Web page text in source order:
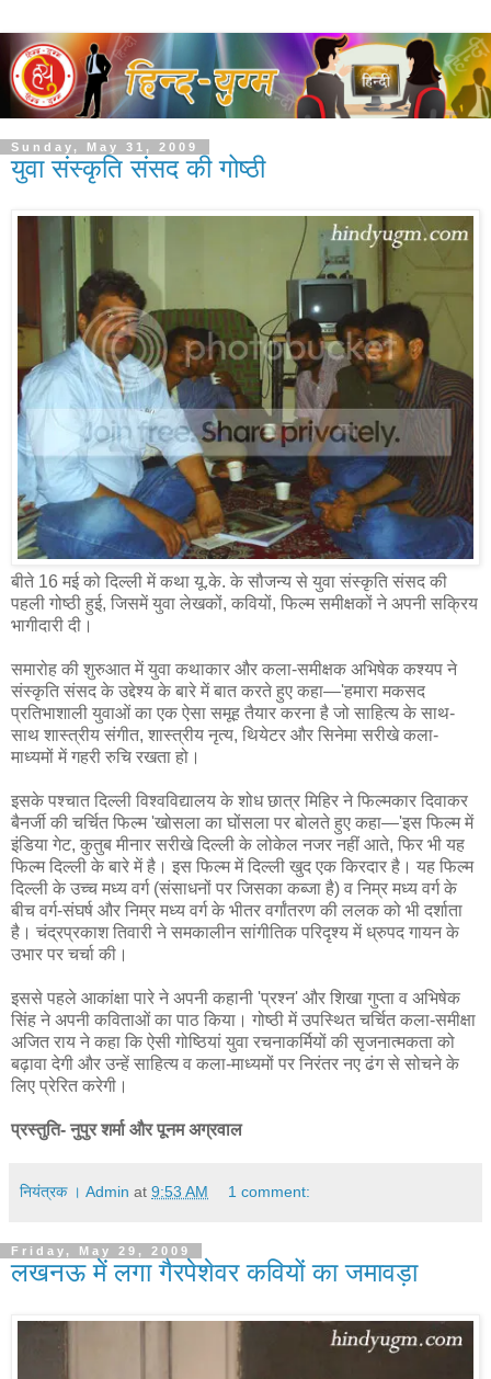
Sunday, May 31, 2009
युवा संस्कृति संसद की गोष्ठी
बीते 16 मई को दिल्ली में कथा यू.के. के सौजन्य से युवा संस्कृति संसद की
पहली गोष्ठी हुई, जिसमें युवा लेखकों, कवियों, फिल्म समीक्षकों ने अपनी सक्रिय
भागीदारी दी।
समारोह की शुरुआत में युवा कथाकार और कला-समीक्षक अभिषेक कश्यप ने
संस्कृति संसद के उद्देश्य के बारे में बात करते हुए कहा—'हमारा मकसद
प्रतिभाशाली युवाओं का एक ऐसा समूह तैयार करना है जो साहित्य के साथ-
साथ शास्त्रीय संगीत, शास्त्रीय नृत्य, थियेटर और सिनेमा सरीखे कला-
माध्यमों में गहरी रुचि रखता हो।
इसके पश्चात दिल्ली विश्वविद्यालय के शोध छात्र मिहिर ने फिल्मकार दिवाकर
बैनर्जी की चर्चित फिल्म 'खोसला का घोंसला पर बोलते हुए कहा—'इस फिल्म में
इंडिया गेट, कुतुब मीनार सरीखे दिल्ली के लोकेल नजर नहीं आते, फिर भी यह
फिल्म दिल्ली के बारे में है। इस फिल्म में दिल्ली खुद एक किरदार है। यह फिल्म
दिल्ली के उच्च मध्य वर्ग (संसाधनों पर जिसका कब्जा है) व निम्र मध्य वर्ग के
बीच वर्ग-संघर्ष और निम्र मध्य वर्ग के भीतर वर्गांतरण की ललक को भी दर्शाता
है। चंद्रप्रकाश तिवारी ने समकालीन सांगीतिक परिदृश्य में ध्रुपद गायन के
उभार पर चर्चा की।
इससे पहले आकांक्षा पारे ने अपनी कहानी 'प्रश्न' और शिखा गुप्ता व अभिषेक
सिंह ने अपनी कविताओं का पाठ किया। गोष्ठी में उपस्थित चर्चित कला-समीक्षा
अजित राय ने कहा कि ऐसी गोष्ठियां युवा रचनाकर्मियों की सृजनात्मकता को
बढ़ावा देगी और उन्हें साहित्य व कला-माध्यमों पर निरंतर नए ढंग से सोचने के
लिए प्रेरित करेगी।
प्रस्तुति- नुपुर शर्मा और पूनम अग्रवाल
नियंत्रक । Admin at 9:53 AM 1 comment:
Friday, May 29, 2009
लखनऊ में लगा गैरपेशेवर कवियों का जमावड़ा